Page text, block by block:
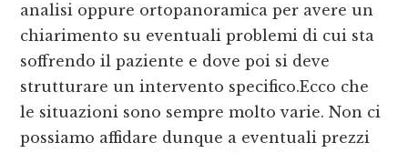
analisi oppure ortopanoramica per avere un
chiarimento su eventuali problemi di cui sta
soffrendo il paziente e dove poi si deve
strutturare un intervento specifico.Ecco che
le situazioni sono sempre molto varie. Non ci
possiamo affidare dunque a eventuali prezzi